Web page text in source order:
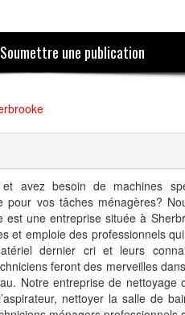
Soumettre une publication
avez besoin de machines
pour vos tâches ménagères?
est une entreprise située à
et emploie des professionnels
dernier cri et leurs
feront des merveilles
Notre entreprise de nettoyage
nettoyer la salle de